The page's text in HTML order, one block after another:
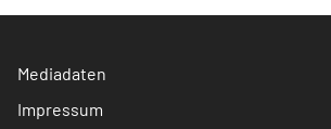
Mediadaten
Impressum